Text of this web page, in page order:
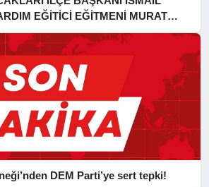
EĞİTİCİ EĞİTMENİ MURAT
DEM Parti’ye sert tepki!